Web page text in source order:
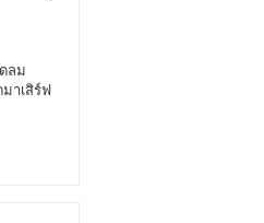
ลม
าเสิร์ฟ